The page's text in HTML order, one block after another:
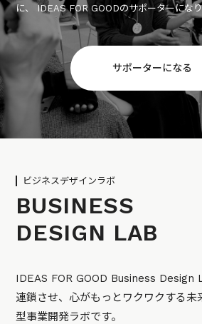
に、 IDEAS FOR GOODのサポーターにな
サポーターになる
ビジネスデザインラボ
BUSINESS
DESIGN LAB
IDEAS FOR GOOD Business Design
連鎖させ、心がもっとワクワクする未
型事業開発ラボです。